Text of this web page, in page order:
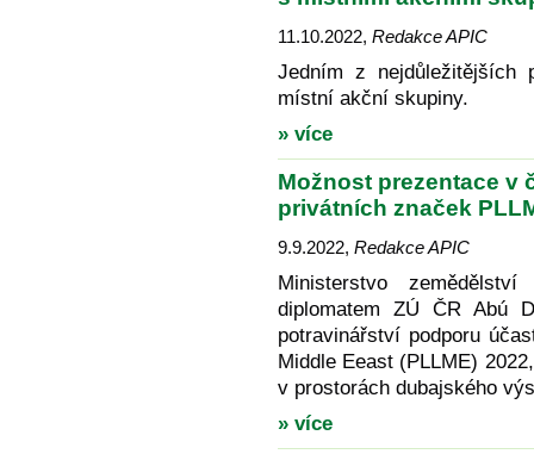
11.10.2022, Redakce APIC
Jedním z nejdůležitějších
místní akční skupiny.
» více
Možnost prezentace v
privátních značek
9.9.2022, Redakce APIC
Ministerstvo
diplomatem ZÚ ČR Abú
potravinářství podporu
Middle Eeast (PLLME)
v prostorách dubajského
» více